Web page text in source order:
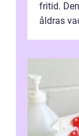
fritid.
åldras